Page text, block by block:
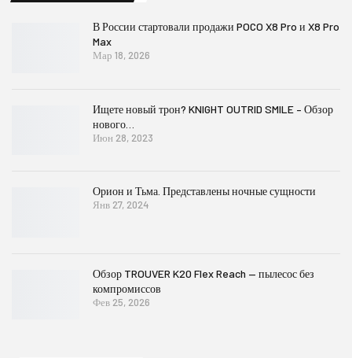
В России стартовали продажи POCO X8 Pro и X8 Pro
Max
Мар 18, 2026
Ищете новый трон? KNIGHT OUTRID SMILE – Обзор
нового…
Июн 28, 2023
Орион и Тьма. Представлены ночные сущности
Янв 27, 2024
Обзор TROUVER K20 Flex Reach — пылесос без
компромиссов
Фев 25, 2026